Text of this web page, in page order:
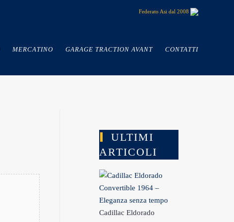
Federato Asi dal 2008
MERCATINO GARAGE TRACTION AVANT CONTATTI
ULTIMI
ARTICOLI
Cadillac Eldorado